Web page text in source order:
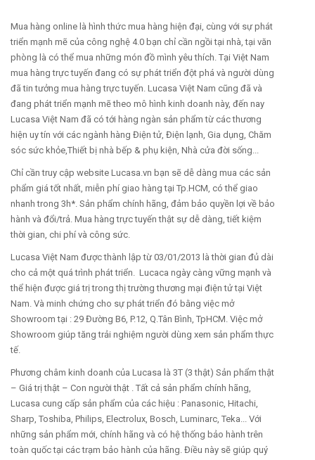
Mua hàng online là hình thức mua hàng hiện đại, cùng với sự phát
triển mạnh mẽ của công nghệ 4.0 bạn chỉ cần ngồi tại nhà, tại văn
phòng là có thể mua những món đồ mình yêu thích. Tại Việt Nam
mua hàng trực tuyến đang có sự phát triển đột phá và người dùng
đã tin tưởng mua hàng trực tuyến. Lucasa Việt Nam cũng đã và
đang phát triển mạnh mẽ theo mô hình kinh doanh này, đến nay
Lucasa Việt Nam đã có tới hàng ngàn sản phẩm từ các thương
hiện uy tín với các ngành hàng Điện tử, Điện lạnh, Gia dụng, Chăm
sóc sức khỏe,Thiết bị nhà bếp & phụ kiện, Nhà cửa đời sống...
Chỉ cần truy cập website Lucasa.vn bạn sẽ dễ dàng mua các sản
phẩm giá tốt nhất, miễn phí giao hàng tại Tp.HCM, có thể giao
nhanh trong 3h*. Sản phẩm chính hãng, đảm bảo quyền lợi về bảo
hành và đổi/trả. Mua hàng trực tuyến thật sự dễ dàng, tiết kiệm
thời gian, chi phí và công sức.
Lucasa Việt Nam được thành lập từ 03/01/2013 là thời gian đủ dài
cho cả một quá trình phát triển. Lucaca ngày càng vững mạnh và
thể hiện được giá trị trong thị trường thương mại điện tử tại Việt
Nam. Và minh chứng cho sự phát triển đó bằng việc mở
Showroom tại : 29 Đường B6, P.12, Q.Tân Bình, TpHCM. Việc mở
Showroom giúp tăng trải nghiệm người dùng xem sản phẩm thực
tế.
Phương châm kinh doanh của Lucasa là 3T (3 thật) Sản phẩm thật
– Giá trị thật – Con người thật . Tất cả sản phẩm chính hãng,
Lucasa cung cấp sản phẩm của các hiệu : Panasonic, Hitachi,
Sharp, Toshiba, Philips, Electrolux, Bosch, Luminarc, Teka... Với
những sản phẩm mới, chính hãng và có hệ thống bảo hành trên
toàn quốc tại các trạm bảo hành của hãng. Điều này sẽ giúp quý